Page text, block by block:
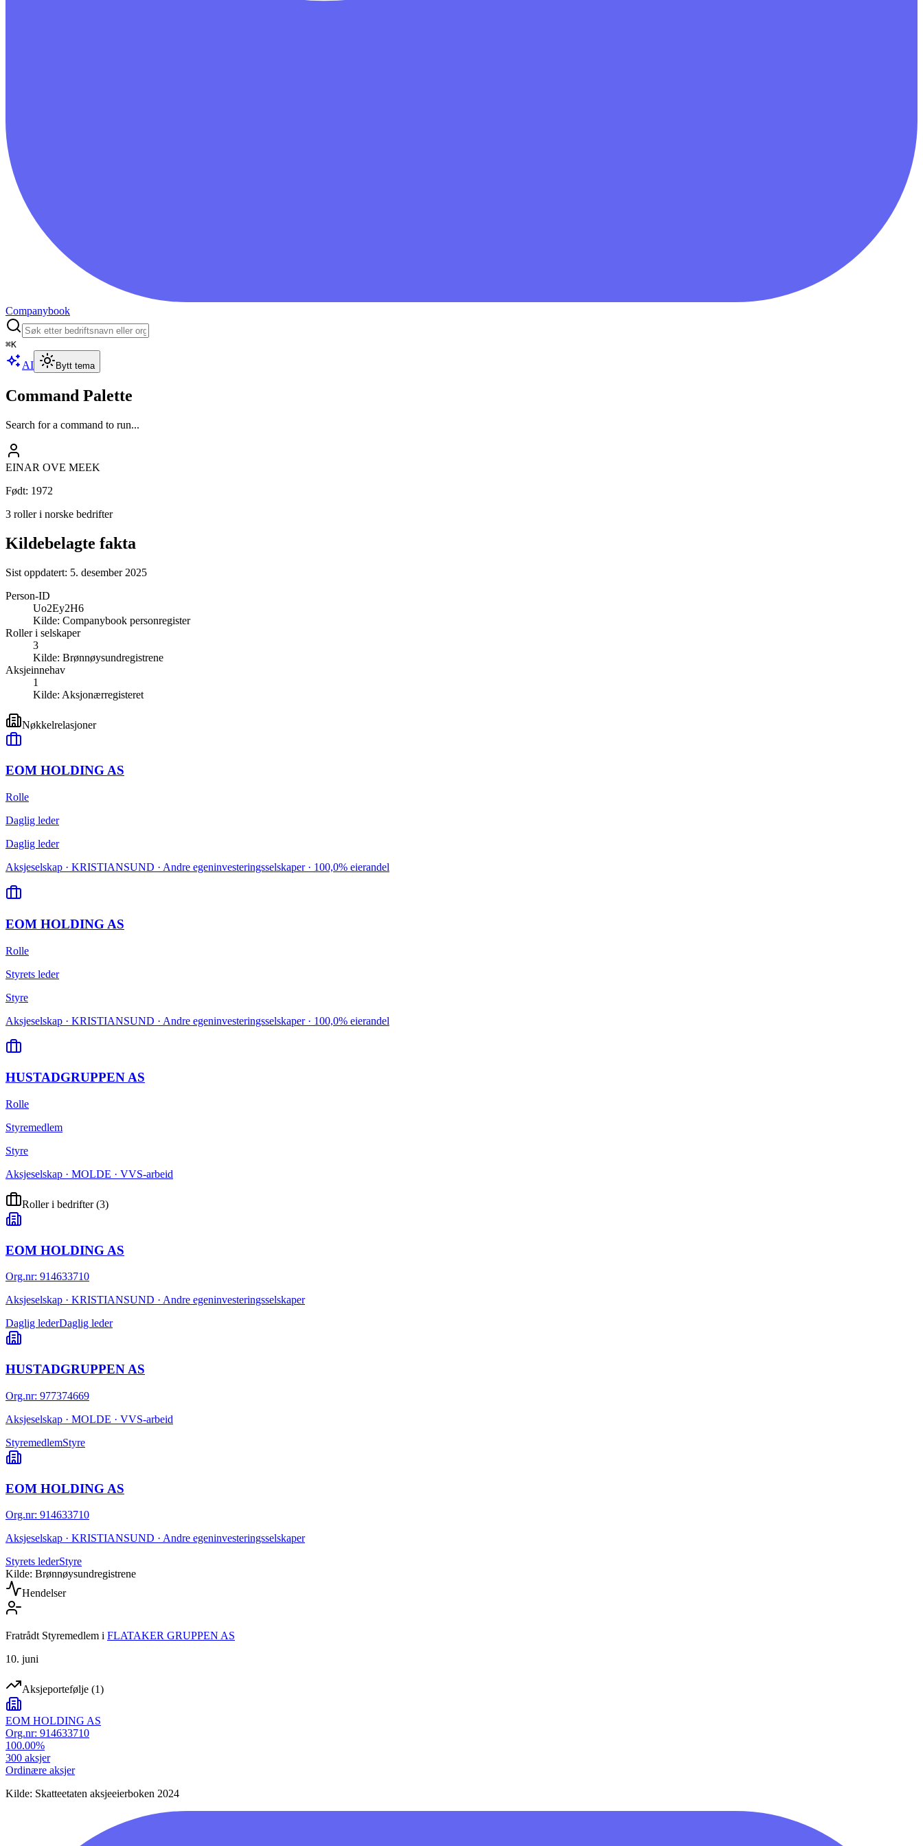
Companybook
⌘K
AI Bytt tema
Command Palette
Search for a command to run...
EINAR OVE MEEK
Født: 1972
3 roller i norske bedrifter
Kildebelagte fakta
Sist oppdatert: 5. desember 2025
Person-ID
Uo2Ey2H6
Kilde: Companybook personregister
Roller i selskaper
3
Kilde: Brønnøysundregistrene
Aksjeinnehav
1
Kilde: Aksjonærregisteret
Nøkkelrelasjoner
EOM HOLDING AS
Rolle
Daglig leder
Daglig leder
Aksjeselskap · KRISTIANSUND · Andre egeninvesteringsselskaper · 100,0% eierandel
EOM HOLDING AS
Rolle
Styrets leder
Styre
Aksjeselskap · KRISTIANSUND · Andre egeninvesteringsselskaper · 100,0% eierandel
HUSTADGRUPPEN AS
Rolle
Styremedlem
Styre
Aksjeselskap · MOLDE · VVS-arbeid
Roller i bedrifter(3)
EOM HOLDING AS
Org.nr: 914633710
Aksjeselskap · KRISTIANSUND · Andre egeninvesteringsselskaper
Daglig lederDaglig leder
HUSTADGRUPPEN AS
Org.nr: 977374669
Aksjeselskap · MOLDE · VVS-arbeid
StyremedlemStyre
EOM HOLDING AS
Org.nr: 914633710
Aksjeselskap · KRISTIANSUND · Andre egeninvesteringsselskaper
Styrets lederStyre
Kilde: Brønnøysundregistrene
Hendelser
Fratrådt Styremedlem i FLATAKER GRUPPEN AS
10. juni
Aksjeportefølje (1)
EOM HOLDING AS
Org.nr: 914633710
100.00%
300 aksjer
Ordinære aksjer
Kilde: Skatteetaten aksjeeierboken 2024